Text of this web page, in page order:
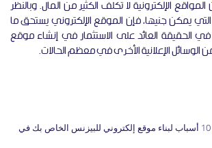
الإلكترونية لا تكلف الكثير من المال. وبالنظر
التي يمكن جنيها، فإن الموقع الإلكتروني يستحق ما
الحقيقة العائد على الاستثمار في إنشاء موقع
الوسائل الإعلانية الأخرى في معظم الحالات.
10 أسباب لبناء موقع إلكتروني للبيزنس الخاص بك في